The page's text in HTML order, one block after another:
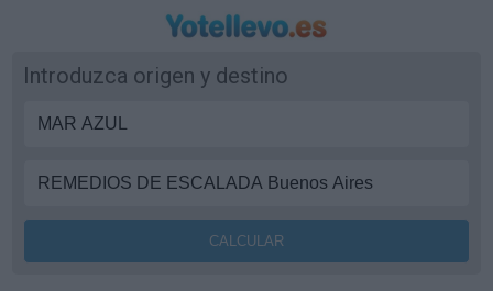
Introduzca origen y destino